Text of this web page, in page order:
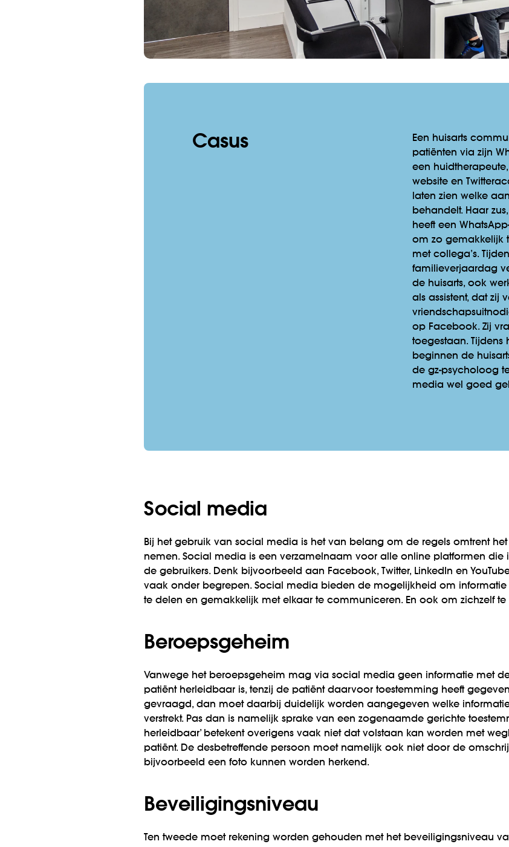
Casus
Een huisarts
patiënten via zijn
een
website en
laten zien welke
behandelt. Haar
heeft een
om zo gemakkelijk
met collega’s.
familieverjaardag
de huisarts, ook
als assistent, dat zij
op Facebook. Zij
toegestaan. Tijdens
beginnen de
de gz-psycholoog
media wel goed
Social media
Bij het gebruik van social media is het van belang om de regels omtrent
nemen. Social media is een verzamelnaam voor alle online platformen die
de gebruikers. Denk bijvoorbeeld aan Facebook, Twitter, LinkedIn en
vaak onder begrepen. Social media bieden de mogelijkheid om informatie
te delen en gemakkelijk met elkaar te communiceren. En ook om zichzelf te
Beroepsgeheim
Vanwege het beroepsgeheim mag via social media geen informatie met
patiënt herleidbaar is, tenzij de patiënt daarvoor toestemming heeft
gevraagd, dan moet daarbij duidelijk worden aangegeven welke
verstrekt. Pas dan is namelijk sprake van een zogenaamde gerichte
herleidbaar’ betekent overigens vaak niet dat volstaan kan worden met
patiënt. De desbetreffende persoon moet namelijk ook niet door de
bijvoorbeeld een foto kunnen worden herkend.
Beveiligingsniveau
Ten tweede moet rekening worden gehouden met het beveiligingsniveau